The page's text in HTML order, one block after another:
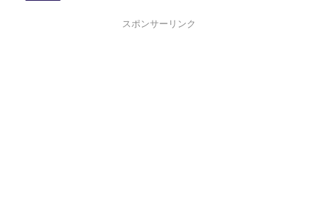
スポンサーリンク